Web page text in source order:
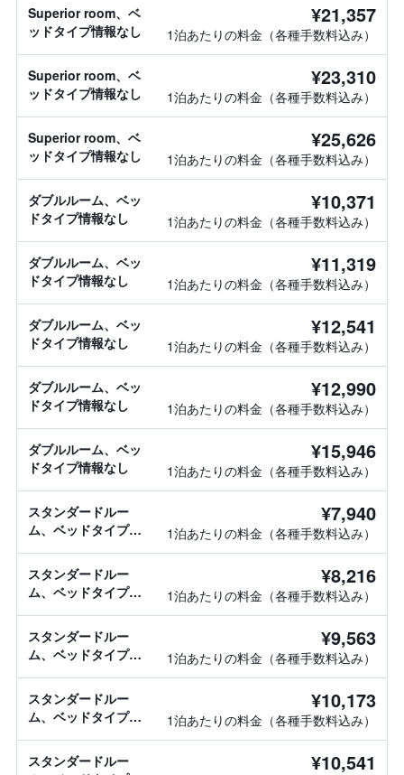
Superior room、ベ
ッドタイプ情報なし
¥21,357
1泊あたりの料金（各種手数料込み）
Superior room、ベ
ッドタイプ情報なし
¥23,310
1泊あたりの料金（各種手数料込み）
Superior room、ベ
ッドタイプ情報なし
¥25,626
1泊あたりの料金（各種手数料込み）
ダブルルーム、ベッ
ドタイプ情報なし
¥10,371
1泊あたりの料金（各種手数料込み）
ダブルルーム、ベッ
ドタイプ情報なし
¥11,319
1泊あたりの料金（各種手数料込み）
ダブルルーム、ベッ
ドタイプ情報なし
¥12,541
1泊あたりの料金（各種手数料込み）
ダブルルーム、ベッ
ドタイプ情報なし
¥12,990
1泊あたりの料金（各種手数料込み）
ダブルルーム、ベッ
ドタイプ情報なし
¥15,946
1泊あたりの料金（各種手数料込み）
スタンダードルー
ム、ベッドタイプ情
¥7,940
1泊あたりの料金（各種手数料込み）
スタンダードルー
ム、ベッドタイプ情
¥8,216
1泊あたりの料金（各種手数料込み）
スタンダードルー
ム、ベッドタイプ情
¥9,563
1泊あたりの料金（各種手数料込み）
スタンダードルー
ム、ベッドタイプ情
¥10,173
1泊あたりの料金（各種手数料込み）
スタンダードルー
¥10,541